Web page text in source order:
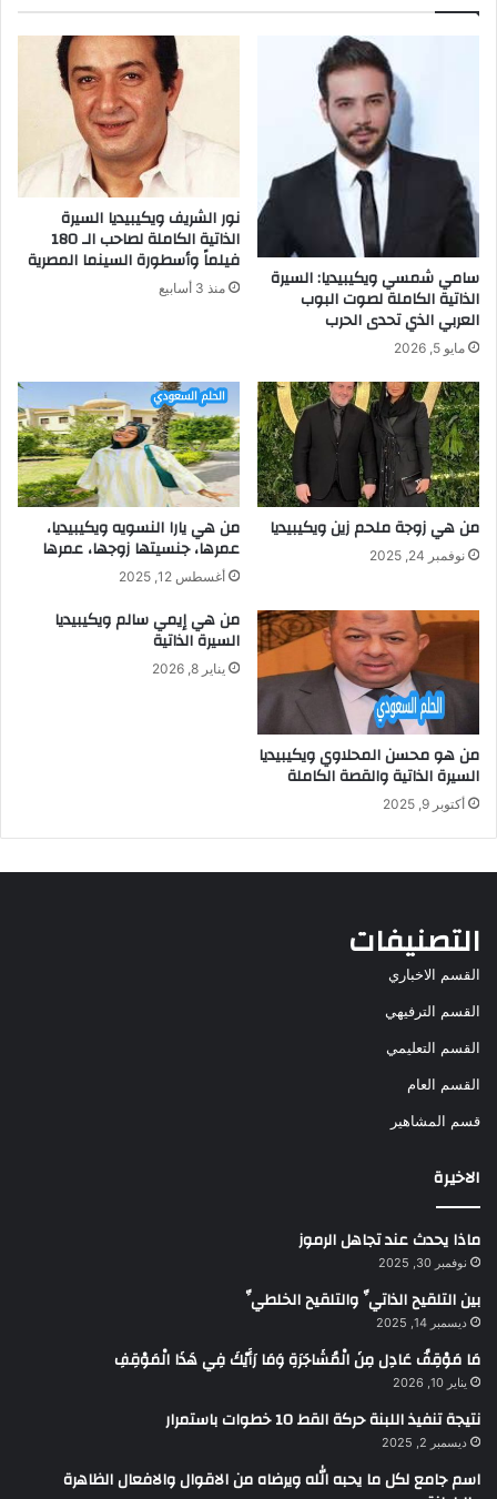
سامي شمسي ويكيبيديا: السيرة
الذاتية الكاملة لصوت البوب
العربي الذي تحدى الحرب
مايو 5, 2026
نور الشريف ويكيبيديا السيرة
الذاتية الكاملة لصاحب الـ 180
فيلماً وأسطورة السينما المصرية
منذ 3 أسابيع
من هي زوجة ملحم زين ويكيبيديا
نوفمبر 24, 2025
من هي يارا النسويه ويكيبيديا،
عمرها، جنسيتها زوجها، عمرها
أغسطس 12, 2025
من هو محسن المحلاوي ويكيبيديا
السيرة الذاتية والقصة الكاملة
أكتوبر 9, 2025
من هي إيمي سالم ويكيبيديا
السيرة الذاتية
يناير 8, 2026
التصنيفات
القسم الاخباري
القسم الترفيهي
القسم التعليمي
القسم العام
قسم المشاهير
الاخيرة
ماذا يحدث عند تجاهل الرموز
نوفمبر 30, 2025
بين التلقيح الذاتيِّ والتلقيح الخلطيِّ
ديسمبر 14, 2025
مَا مَوْقِفُ عَادِل مِنَ الْمُشَاجَرَةِ وَمَا رَأَيْكَ فِي هَذَا الْمَوْقِفِ
يناير 10, 2026
نتيجة تنفيذ اللبنة حركة القط 10 خطوات باستمرار
ديسمبر 2, 2025
اسم جامع لكل ما يحبه الله ويرضاه من الاقوال والافعال الظاهرة